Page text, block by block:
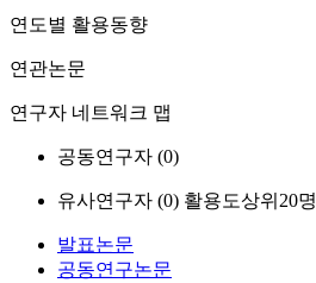
연도별 활용동향
연관논문
연구자 네트워크 맵
공동연구자 (0)
유사연구자 (0) 활용도상위20명
발표논문
공동연구논문